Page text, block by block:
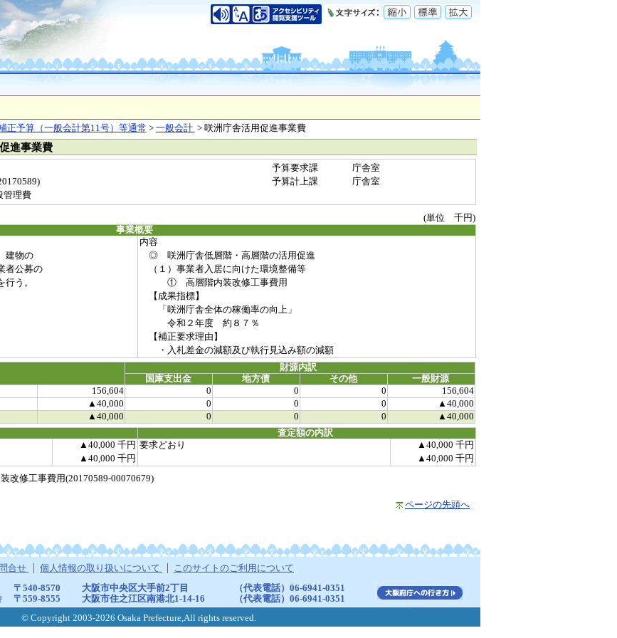
正予算（一般会計第11号）等通常 > 一般会計 > 咲洲庁舎活用促進事業費
進事業費
予算要求課
庁舎室
予算計上課
庁舎室
理費
(単位 千円)
事業概要
内容
建物の
◎ 咲洲庁舎低層階・高層階の活用促進
者公募の
（１）事業者入居に向けた環境整備等
う。
① 高層階内装改修工事費用
【成果指標】
「咲洲庁舎全体の稼働率の向上」
令和２年度 約８７％
【補正要求理由】
・入札差金の減額及び執行見込み額の減額
財源内訳
国庫支出金
地方債 その他
一般財源
156,604 0 0 0
156,604
▲40,000 0 0 0
▲40,000
▲40,000 0 0 0
▲40,000
査定額の内訳
▲40,000 千円 要求どおり
▲40,000 千円
▲40,000 千円
▲40,000 千円
改修工事費用(20170589-00070679)
ページの先頭へ
合せ 個人情報の取り扱いについて このサイトのご利用について
〒540-8570 大阪市中央区大手前2丁目
（代表電話）06-6941-0351
〒559-8555 大阪市住之江区南港北1-14-16
（代表電話）06-6941-0351
© Copyright 2003-2026 Osaka Prefecture,All rights reserved.